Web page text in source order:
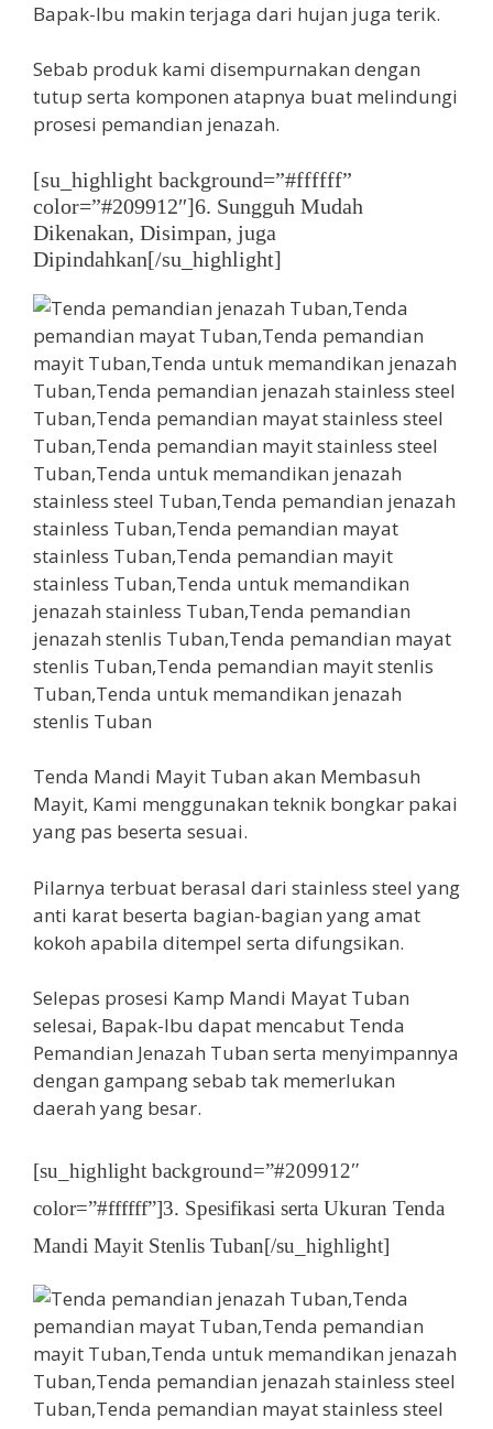
Bapak-Ibu makin terjaga dari hujan juga terik.
Sebab produk kami disempurnakan dengan
tutup serta komponen atapnya buat melindungi
prosesi pemandian jenazah.
[su_highlight background=”#ffffff”
color=”#209912″]6. Sungguh Mudah
Dikenakan, Disimpan, juga
Dipindahkan[/su_highlight]
Tenda Mandi Mayit Tuban akan Membasuh
Mayit, Kami menggunakan teknik bongkar pakai
yang pas beserta sesuai.
Pilarnya terbuat berasal dari stainless steel yang
anti karat beserta bagian-bagian yang amat
kokoh apabila ditempel serta difungsikan.
Selepas prosesi Kamp Mandi Mayat Tuban
selesai, Bapak-Ibu dapat mencabut Tenda
Pemandian Jenazah Tuban serta menyimpannya
dengan gampang sebab tak memerlukan
daerah yang besar.
[su_highlight background=”#209912″
color=”#ffffff”]3. Spesifikasi serta Ukuran Tenda
Mandi Mayit Stenlis Tuban[/su_highlight]